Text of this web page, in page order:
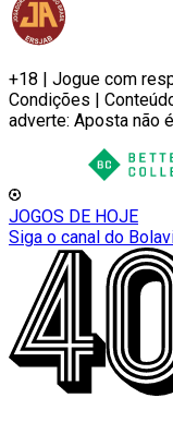
+18 | Jogue com
Condições |
adverte: Aposta não
JOGOS DE HOJE
Siga o canal do